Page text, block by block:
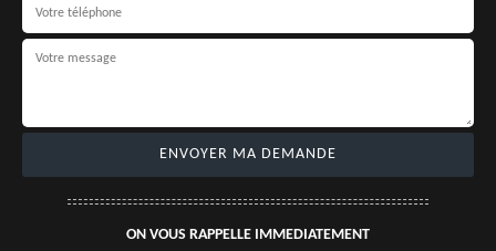
ON VOUS RAPPELLE IMMEDIATEMENT